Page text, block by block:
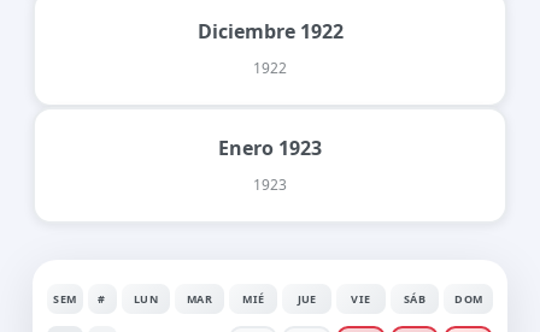
Diciembre 1922
1922
Enero 1923
1923
SEM # LUN MAR MIÉ JUE VIE SÁB DOM